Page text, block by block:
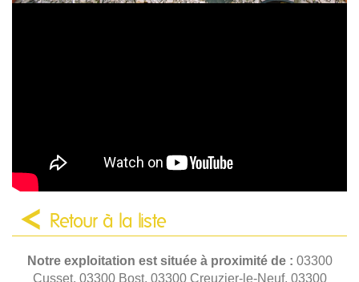
Retour à la liste
Notre exploitation est située à proximité de : 03300
Cusset, 03300 Bost, 03300 Creuzier-le-Neuf, 03300